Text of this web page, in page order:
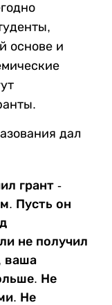
основе и
дал
грант -
Пусть он
не получил
ваша
Не
Не